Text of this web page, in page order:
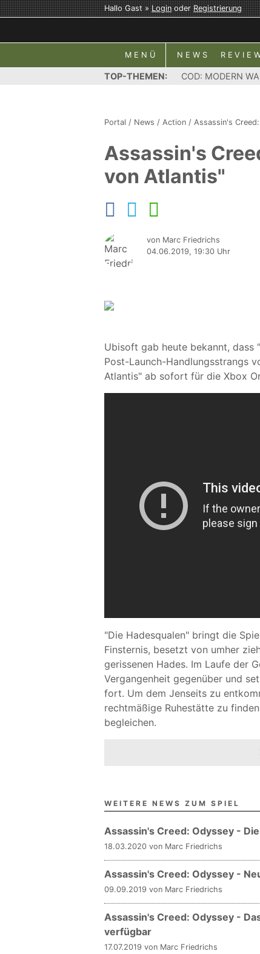
Hallo Gast »LoginoderRegistrierung
MENÜ NEWS
TOP-THEMEN: COD: MODERN
Portal / News / Action / Assassin's
Assassin's
von Atlantis"
von Marc Friedrichs
04.06.2019, 19:30 Uhr
Ubisoft gab heute bekannt, dass
Post-Launch-Handlungsstrangs
Atlantis" ab sofort für die Xbox
"Die Hadesqualen" bringt die
Finsternis, besetzt von umher
gerissenen Hades. Im Laufe der
Vergangenheit gegenüber und
fort. Um dem Jenseits zu
rechtmäßige Ruhestätte zu
begleichen.
WEITERE NEWS ZUM SPIEL
Assassin's Creed: Odyssey -
18.03.2020 von Marc Friedrichs
Assassin's Creed: Odyssey -
09.09.2019 von Marc Friedrichs
Assassin's Creed: Odyssey -
verfügbar
17.07.2019 von Marc Friedrichs